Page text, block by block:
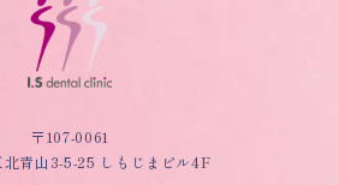
〒107-0061
北青山3-5-25 しもじまビル4F